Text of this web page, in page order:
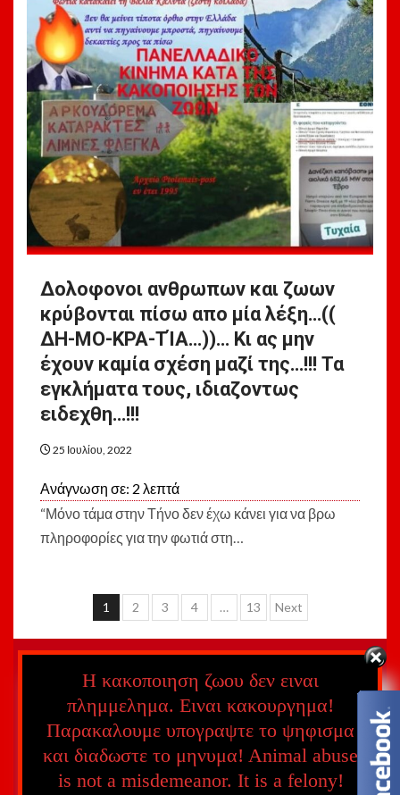
Δολοφονοι ανθρωπων και ζωων
κρύβονται πίσω απο μία λέξη…((
ΔΗ-ΜΟ-ΚΡΑ-ΤΊΑ…))… Κι ας μην
έχουν καμία σχέση μαζί της…!!! Τα
εγκλήματα τους, ιδιαζοντως
ειδεχθη…!!!
25 Ιουλίου, 2022
Ανάγνωση σε: 2 λεπτά
“Μόνο τάμα στην Τήνο δεν έχω κάνει για να βρω
πληροφορίες για την φωτιά στη…
Σελιδοποίηση
άρθρων
1 2 3 4 … 13 Next
Η κακοποιηση ζωου δεν ειναι
πλημμελημα. Ειναι κακουργημα!
Παρακαλουμε υπογραψτε το ψηφισμα
και διαδωστε το μηνυμα! Αnimal abuse
is not a misdemeanor. It is a felony!